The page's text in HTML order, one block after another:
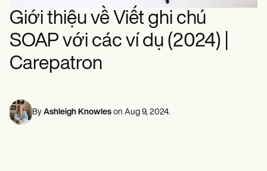
Chuyên gia sức khỏe tâm thần
Nhân viên xã hội
Chuyên gia dinh dưỡng & Chuyên gia dinh dưỡng
Vật lý trị liệu
Y tá
Chuyên gia trị liệu massage
Resources
Blogs
Guides
Insurance claims
Speech therapists
Massage therapists
Personal trainers
Giới thiệu về Viết ghi chú
SOAP với các ví dụ (2024) |
Carepatron
By Ashleigh Knowles on Aug 9, 2024.